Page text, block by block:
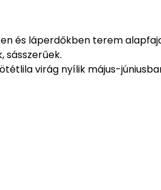
és láperdőkben terem
sásszerűek.
virág nyílik május-